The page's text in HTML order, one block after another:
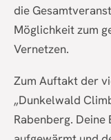
die
Möglichkeit zum
Vernetzen.
Zum Auftakt der
„Dunkelwald
Rabenberg.